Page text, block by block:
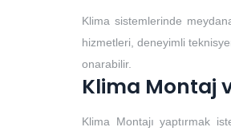
Klima sistemlerinde
hizmetleri, deneyimli
onarabilir.
Klima Montaj
Klima Montajı yaptırmak